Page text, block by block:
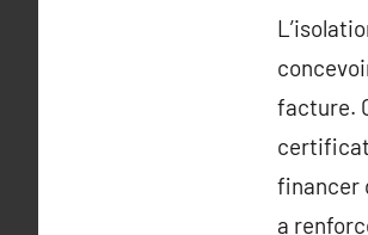
facture.
financer
a